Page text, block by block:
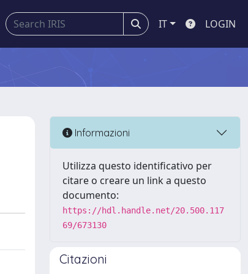
IT LOGIN
Informazioni
Utilizza questo identificativo per
citare o creare un link a questo
documento:
https://hdl.handle.net/20.500.117
69/673130
Citazioni